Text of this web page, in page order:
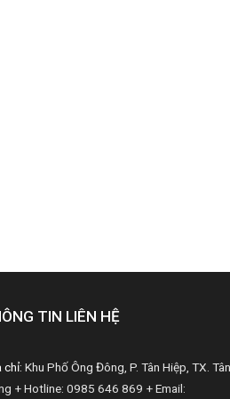
TIN LIÊN HỆ
chỉ: Khu Phố Ông Đông, P. Tân Hiệp, TX.
+ Hotline: 0985 646 869 + Email: